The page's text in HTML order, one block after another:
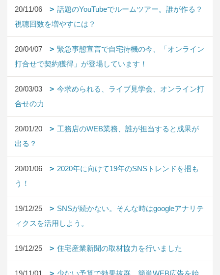
20/11/06
話題のYouTubeでルームツアー。誰が作る？
視聴回数を増やすには？
20/04/07
緊急事態宣言で自宅待機の今、「オンライン
打合せで契約獲得」が登場しています！
20/03/03
今求められる、ライブ見学会、オンライン打
合せの力
20/01/20
工務店のWEB業務、誰が担当すると成果が
出る？
20/01/06
2020年に向けて19年のSNSトレンドを掴も
う！
19/12/25
SNSが続かない。そんな時はgoogleアナリテ
ィクスを活用しよう。
19/12/25 住宅産業新聞の取材協力を行いました
19/11/01
少ない予算で効果抜群。簡単WEB広告を始